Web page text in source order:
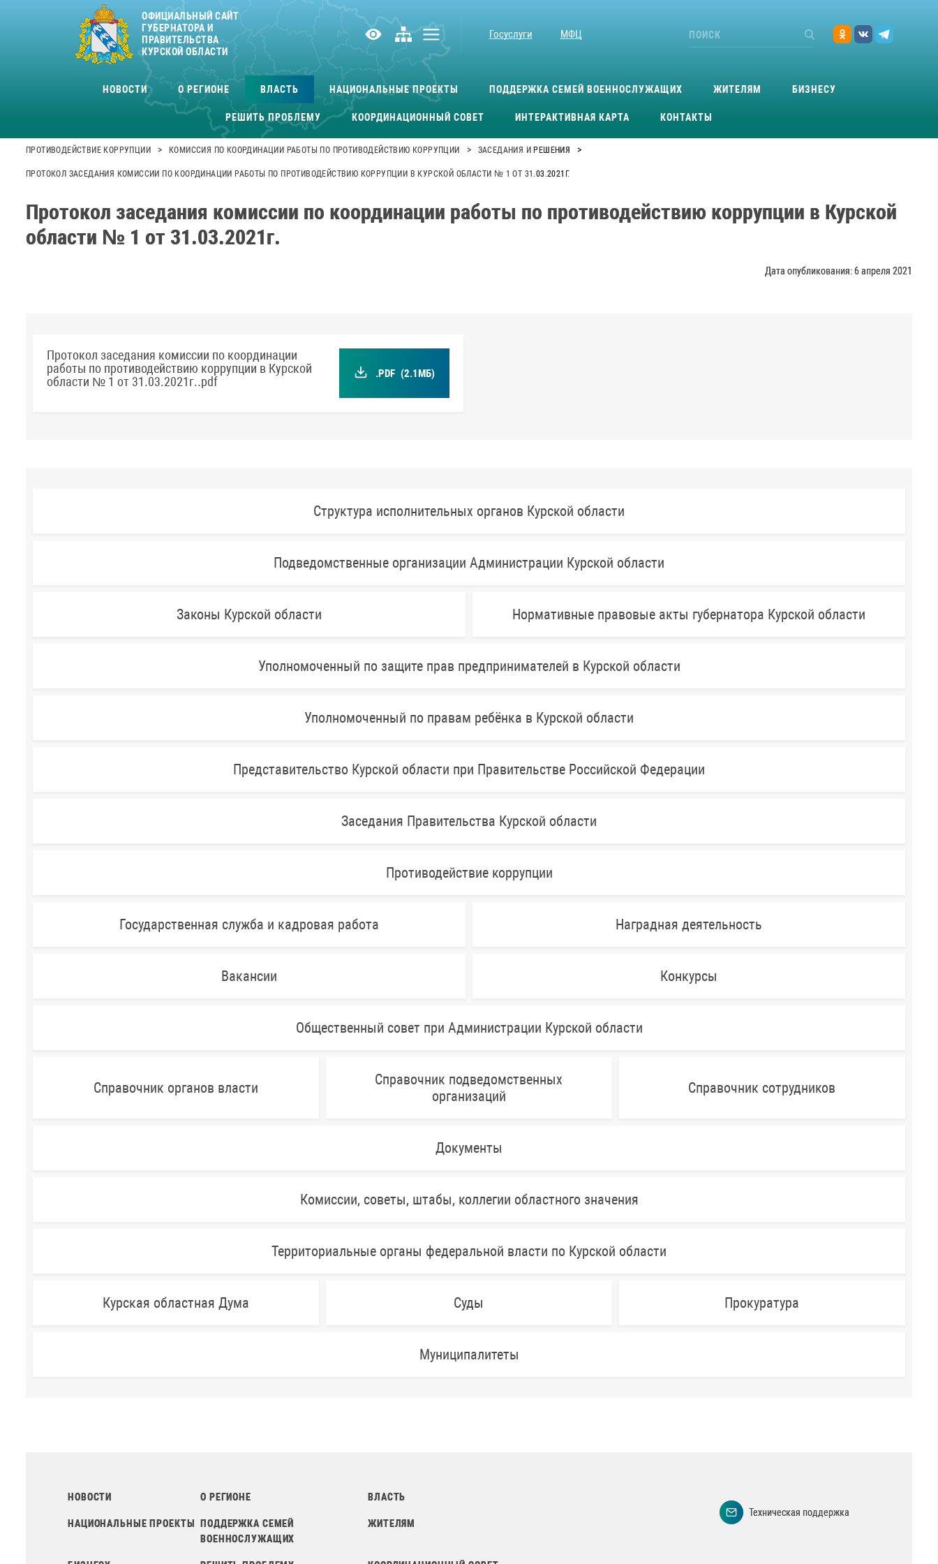
ОФИЦИАЛЬНЫЙ САЙТ
ГУБЕРНАТОРА И
ПРАВИТЕЛЬСТВА
КУРСКОЙ ОБЛАСТИ
Госуслуги МФЦ
НОВОСТИ О РЕГИОНЕ ВЛАСТЬ НАЦИОНАЛЬНЫЕ ПРОЕКТЫ ПОДДЕРЖКА СЕМЕЙ ВОЕННОСЛУЖАЩИХ ЖИТЕЛЯМ БИЗНЕСУ
РЕШИТЬ ПРОБЛЕМУ КООРДИНАЦИОННЫЙ СОВЕТ ИНТЕРАКТИВНАЯ КАРТА КОНТАКТЫ
ПРОТИВОДЕЙСТВИЕ КОРРУПЦИИ > КОМИССИЯ ПО КООРДИНАЦИИ РАБОТЫ ПО ПРОТИВОДЕЙСТВИЮ КОРРУПЦИИ > ЗАСЕДАНИЯ И РЕШЕНИЯ >
ПРОТОКОЛ ЗАСЕДАНИЯ КОМИССИИ ПО КООРДИНАЦИИ РАБОТЫ ПО ПРОТИВОДЕЙСТВИЮ КОРРУПЦИИ В КУРСКОЙ ОБЛАСТИ № 1 ОТ 31.03.2021Г.
Протокол заседания комиссии по координации работы по противодействию коррупции в Курской
области № 1 от 31.03.2021г.
Дата опубликования: 6 апреля 2021
Протокол заседания комиссии по координации
работы по противодействию коррупции в Курской
области № 1 от 31.03.2021г..pdf
.PDF (2.1МБ)
Структура исполнительных органов Курской области
Подведомственные организации Администрации Курской области
Законы Курской области Нормативные правовые акты губернатора Курской области
Уполномоченный по защите прав предпринимателей в Курской области
Уполномоченный по правам ребёнка в Курской области
Представительство Курской области при Правительстве Российской Федерации
Заседания Правительства Курской области
Противодействие коррупции
Государственная служба и кадровая работа Наградная деятельность
Вакансии Конкурсы
Общественный совет при Администрации Курской области
Справочник органов власти
Справочник подведомственных
организаций
Справочник сотрудников
Документы
Комиссии, советы, штабы, коллегии областного значения
Территориальные органы федеральной власти по Курской области
Курская областная Дума Суды Прокуратура
Муниципалитеты
НОВОСТИ О РЕГИОНЕ ВЛАСТЬ
НАЦИОНАЛЬНЫЕ ПРОЕКТЫ
ПОДДЕРЖКА СЕМЕЙ
ВОЕННОСЛУЖАЩИХ
ЖИТЕЛЯМ
Техническая поддержка